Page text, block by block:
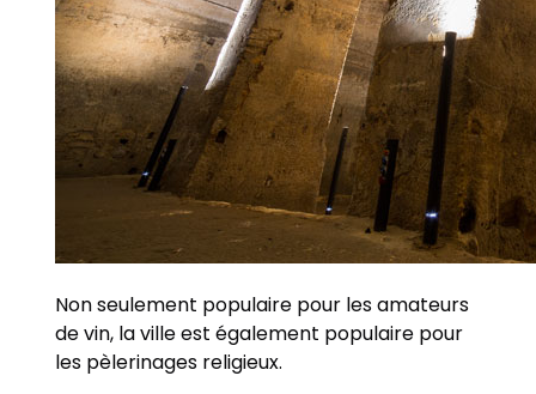
Non seulement populaire pour les amateurs
de vin, la ville est également populaire pour
les pèlerinages religieux.